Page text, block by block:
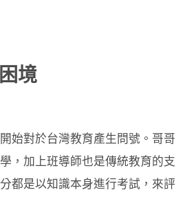
境
始對於台灣教育產生問號。哥哥
，加上班導師也是傳統教育的支
都是以知識本身進行考試，來評